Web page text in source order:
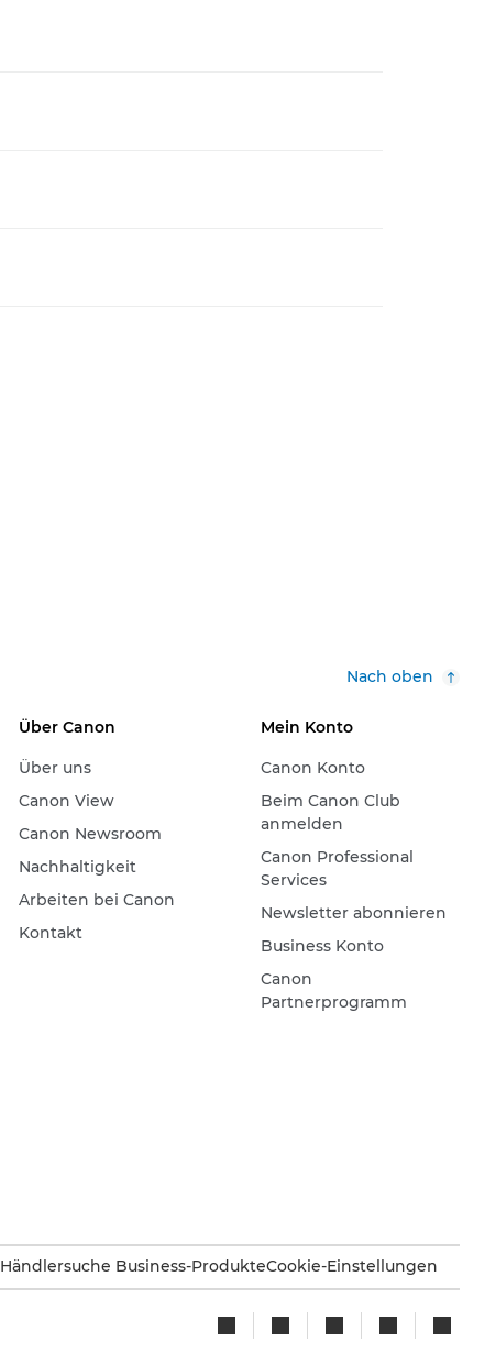
Nach oben
Über Canon
Über uns
Canon View
Canon Newsroom
Nachhaltigkeit
Arbeiten bei Canon
Kontakt
Mein Konto
Canon Konto
Beim Canon Club
anmelden
Canon Professional
Services
Newsletter abonnieren
Business Konto
Canon
Partnerprogramm
Händlersuche Business-ProdukteCookie-Einstellungen